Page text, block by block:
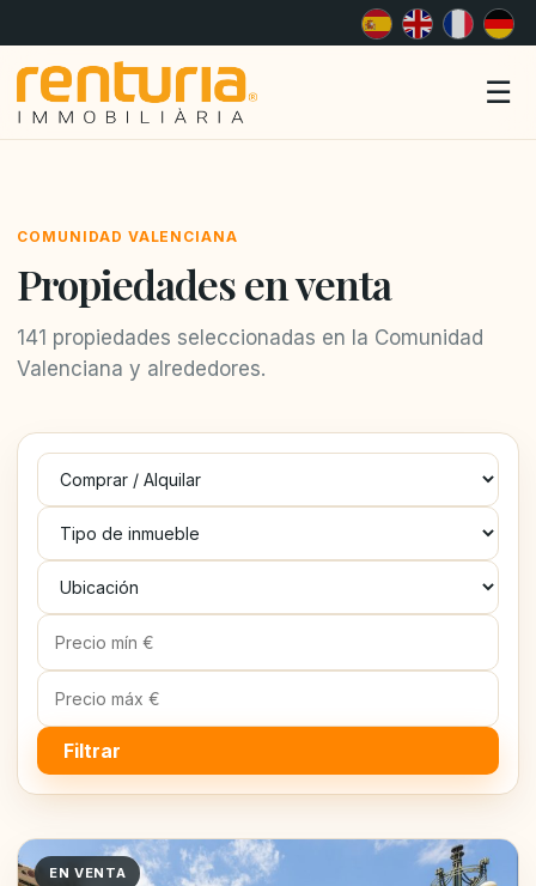
☰
COMUNIDAD VALENCIANA
Propiedades en venta
141 propiedades seleccionadas en la Comunidad
Valenciana y alrededores.
Filtrar
EN VENTA